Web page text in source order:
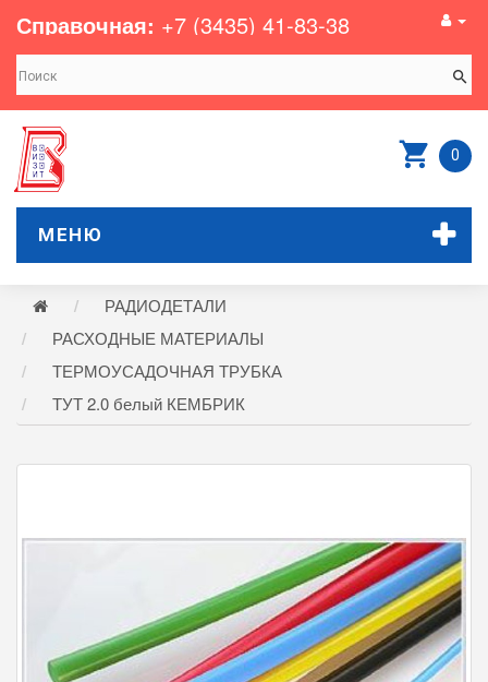
Справочная: +7 (3435) 41-83-38
0
МЕНЮ
РАДИОДЕТАЛИ
РАСХОДНЫЕ МАТЕРИАЛЫ
ТЕРМОУСАДОЧНАЯ ТРУБКА
ТУТ 2.0 белый КЕМБРИК